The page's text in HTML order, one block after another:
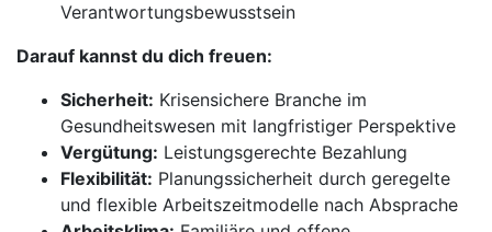
Verantwortungsbewusstsein
Darauf kannst du dich freuen:
Sicherheit: Krisensichere Branche im
Gesundheitswesen mit langfristiger Perspektive
Vergütung: Leistungsgerechte Bezahlung
Flexibilität: Planungssicherheit durch geregelte
und flexible Arbeitszeitmodelle nach Absprache